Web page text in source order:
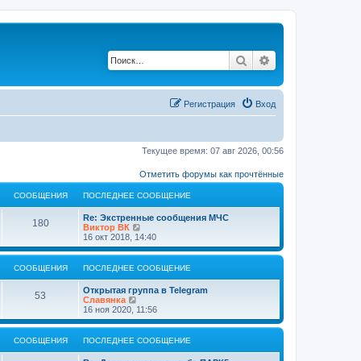
Поиск
Вход
Регистрация
Текущее время: 07 авг 2026, 00:56
Отметить форумы как прочтённые
СООБЩЕНИЯ ПОСЛЕДНЕЕ СООБЩЕНИЕ
180
Re: Экстренные сообщения МЧС
Виктор ВК
е
р
е
й
к
о
с
е
д
16 окт 2018, 14:40
СООБЩЕНИЯ ПОСЛЕДНЕЕ СООБЩЕНИЕ
53
Открытая группа в Telegram
Славянка
е
р
е
й
16 ноя 2020, 11:56
СООБЩЕНИЯ ПОСЛЕДНЕЕ СООБЩЕНИЕ